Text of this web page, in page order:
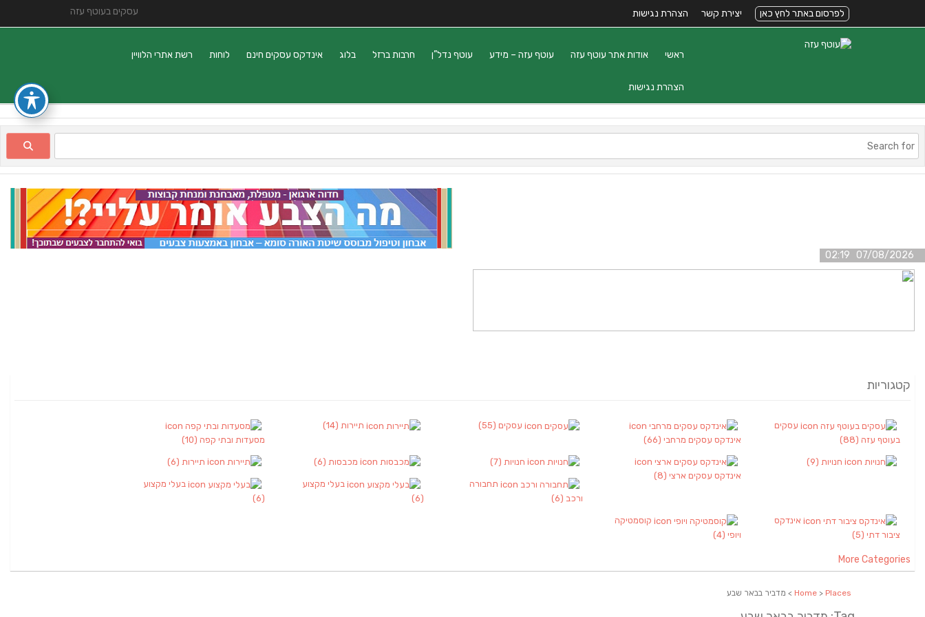
עסקים בעוטף עזה לפרסום באתר לחץ כאן יצירת קשר הצהרת נגישות
ראשי אודות אתר עוטף עזה עוטף עזה – מידע עוטף נדל”ן חרבות ברזל בלוג אינדקס עסקים חינם לוחות רשת אתרי הלוויין
הצהרת נגישות
07/08/2026 02:19
קטגוריות
עסקים
בעוטף עזה (88) אינדקס עסקים מרחבי (66)
עסקים (55) תיירות (14)
מסעדות ובתי קפה (10)
חנויות (9)
אינדקס עסקים ארצי (8)
חנויות (7) מכבסות (6) תיירות (6)
תחבורה
ורכב (6)
בעלי מקצוע
(6)
בעלי מקצוע
(6)
אינדקס
ציבור דתי (5)
קוסמטיקה
ויופי (4)
More Categories
Home > Places > מדביר בבאר שבע